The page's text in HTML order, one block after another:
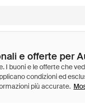
e offerte per